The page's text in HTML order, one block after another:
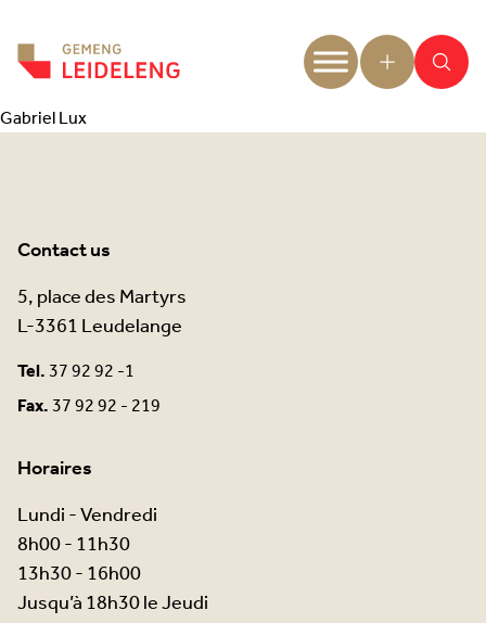
Gabriel Lux
Contact us
5, place des Martyrs
L-3361 Leudelange
Tel.37 92 92 -1
Fax.37 92 92 - 219
Horaires
Lundi - Vendredi
8h00 - 11h30
13h30 - 16h00
Jusqu’à 18h30 le Jeudi